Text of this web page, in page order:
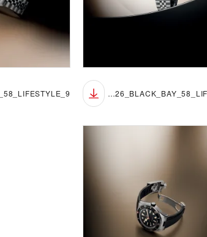
TUDOR_NP26_BLACK_BAY_58_LIFESTYLE_8